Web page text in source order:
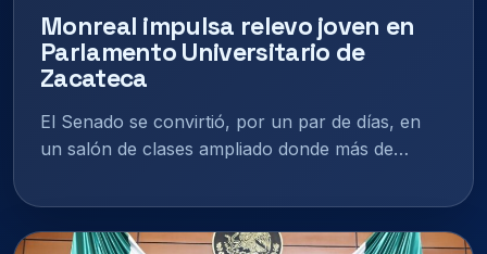
Monreal impulsa relevo joven en
Parlamento Universitario de
Zacateca
El Senado se convirtió, por un par de días, en
un salón de clases ampliado donde más de…